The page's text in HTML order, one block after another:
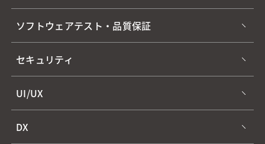
ソフトウェアテスト・品質保証
セキュリティ
UI/UX
DX